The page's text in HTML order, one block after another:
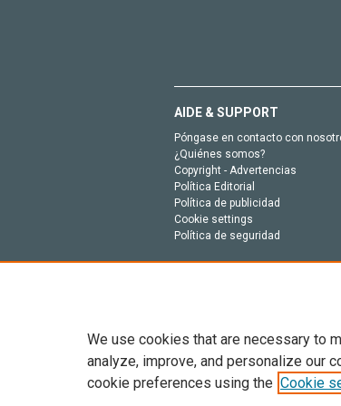
AIDE & SUPPORT
Póngase en contacto con
¿Quiénes somos?
Copyright - Advertencias
Política Editorial
Política de publicidad
Cookie settings
Política de seguridad
Todo el contenido en este sitio:
We use cookies that are necessary to
analyze, improve, and personalize our
cookie preferences using the Cookie